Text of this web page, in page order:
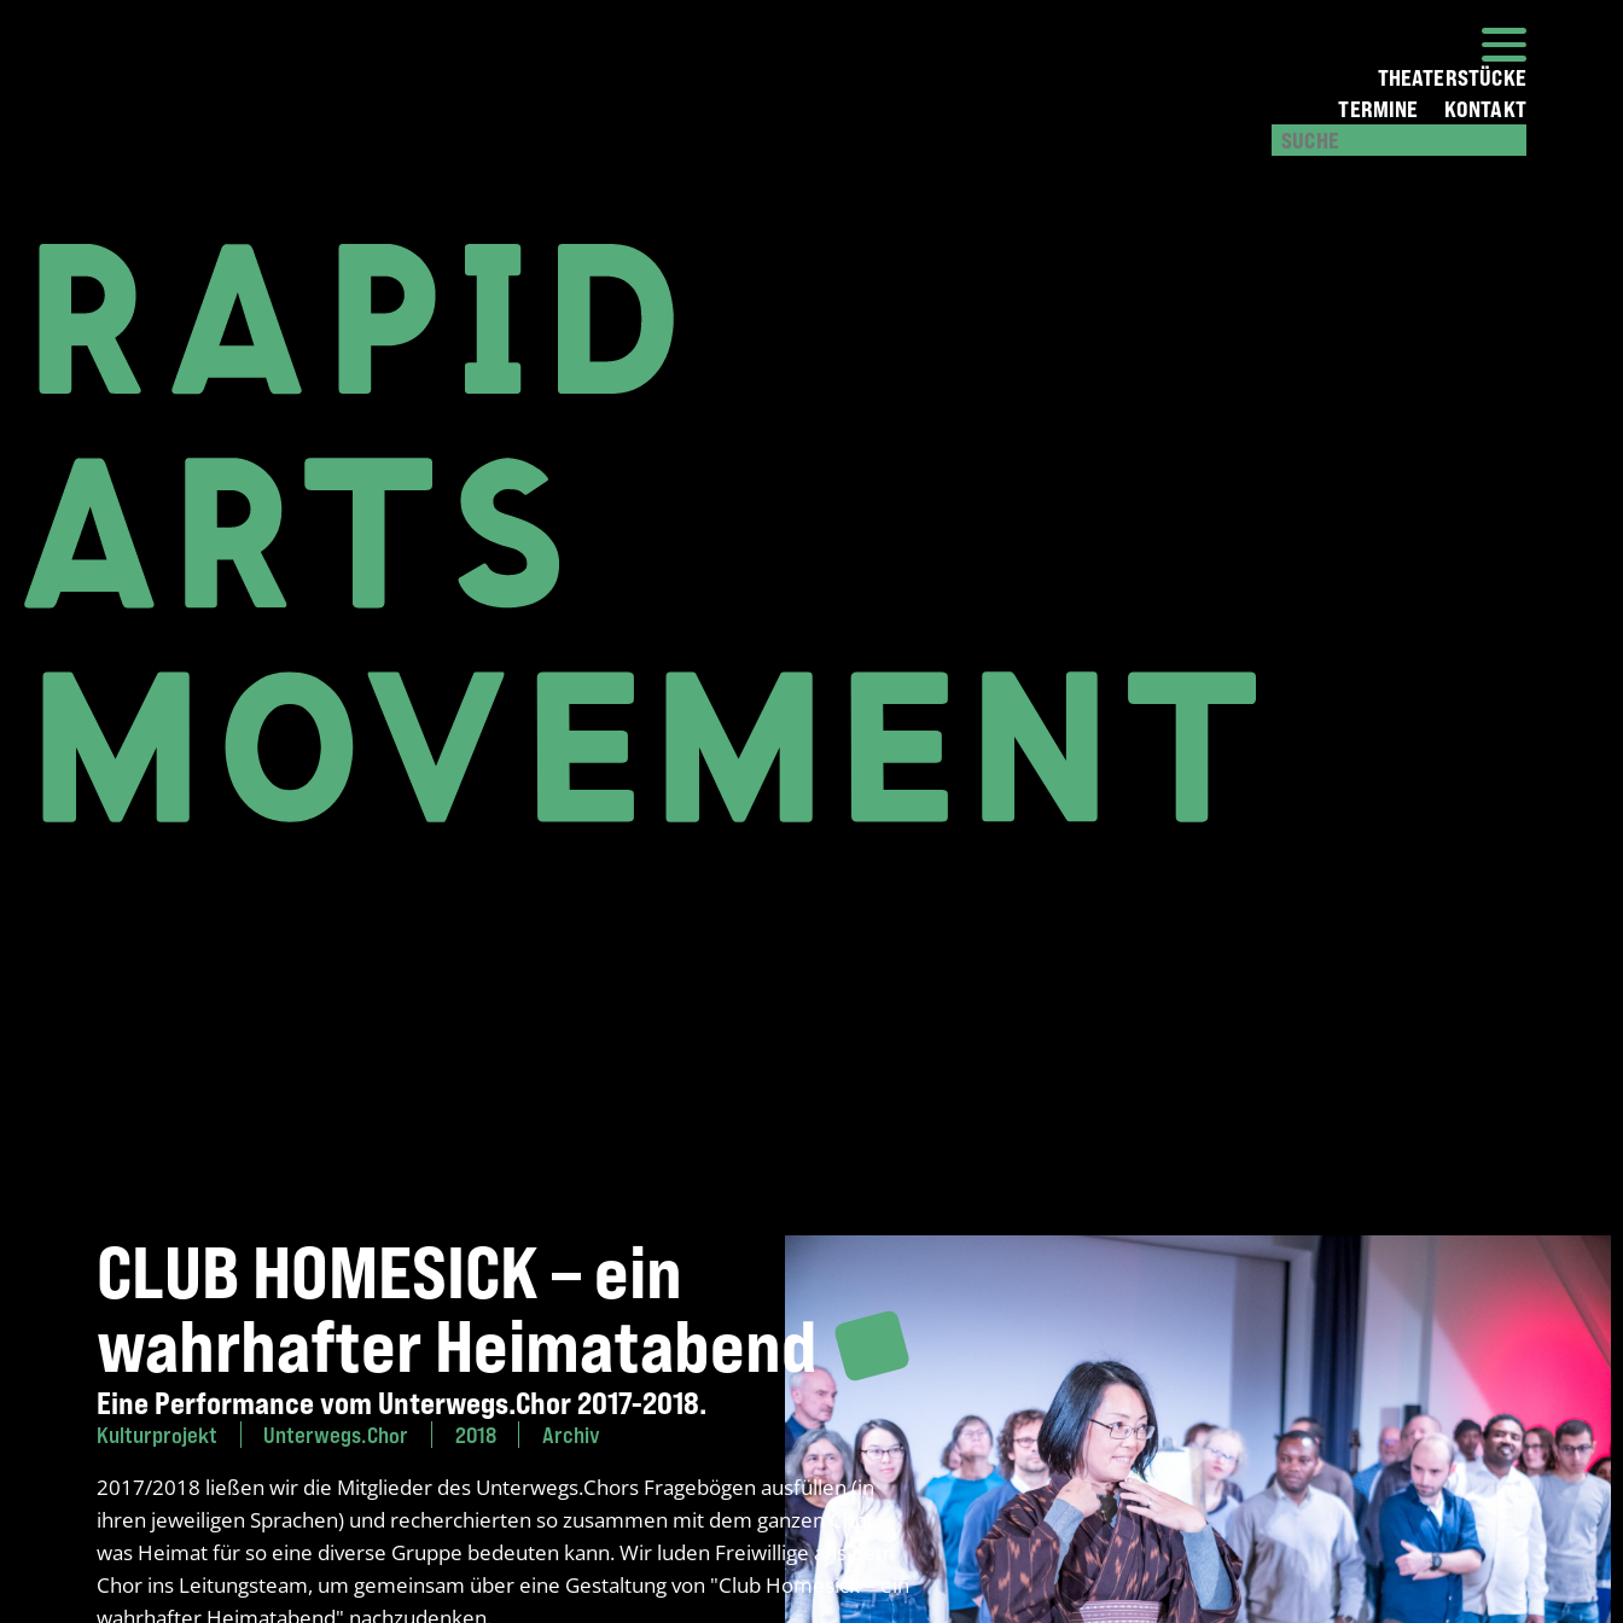
THEATERSTÜCKE
TERMINE
KONTAKT
CLUB HOMESICK – ein
wahrhafter Heimatabend
Eine Performance vom Unterwegs.Chor 2017-2018.
Kulturprojekt Unterwegs.Chor 2018 Archiv
2017/2018 ließen wir die Mitglieder des Unterwegs.Chors Fragebögen ausfüllen (in
ihren jeweiligen Sprachen) und recherchierten so zusammen mit dem ganzen Chor,
was Heimat für so eine diverse Gruppe bedeuten kann. Wir luden Freiwillige aus dem
Chor ins Leitungsteam, um gemeinsam über eine Gestaltung von "Club Homesick – ein
wahrhafter Heimatabend" nachzudenken.